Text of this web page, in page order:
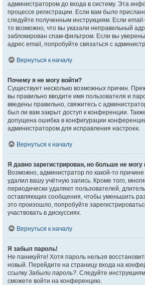
администратором до входа в систему. Эта
процессе регистрации. Если вам было
следуйте полученным инструкциям. Если
то возможно, что вы указали неправильный
заблокирован спам-фильтром. Если вы
адрес email, попробуйте связаться с
Вернуться к началу
Почему я не могу войти?
Существует несколько возможных причин.
вы правильно вводите имя пользователя и
введены правильно, свяжитесь с
был ли вам закрыт доступ к конференции.
допущена ошибка в конфигурации
администратором для исправления настроек.
Вернуться к началу
Я давно зарегистрирован, но больше не могу
Возможно, администратор по какой-то
удалил вашу учётную запись. Кроме того,
периодически удаляют пользователей,
оставляющих сообщения, чтобы уменьшить
это произошло, попробуйте
участвовать в дискуссиях.
Вернуться к началу
Я забыл пароль!
Не паникуйте! Хотя пароль нельзя
новый. Перейдите на страницу входа на
ссылку Забыли пароль?. Следуйте
сможете войти на конференцию.